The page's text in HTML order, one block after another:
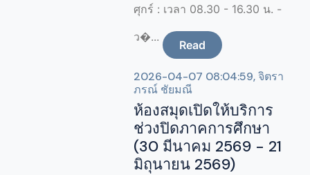
ศุกร์ : เวลา 08.30 - 16.30 น. -
ว�...
Read
2026-04-07 08:04:59, จิตรา
ภรณ์ ชัยมณี
ห้องสมุดเปิดให้บริการ
ช่วงปิดภาคการศึกษา
(30 มีนาคม 2569 - 21
มิถุนายน 2569)